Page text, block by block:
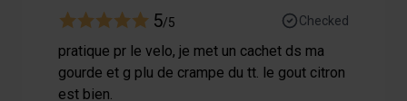
5/5 Checked
pratique pr le velo, je met un cachet ds ma
gourde et g plu de crampe du tt. le gout citron
est bien.